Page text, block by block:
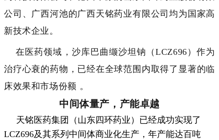
公司、广西河池的广西天铭药业有限公司均为国家高
新技术企业。
在医药领域，沙库巴曲缬沙坦钠（LCZ696）作为
治疗心衰的药物，已经在全球范围内取得了显著的临
床效果和市场份额 。
中间体量产，产能卓越
天铭医药集团（山东四环药业）已经成功实现了
LCZ696及其系列中间体商业化生产，年产能达百吨